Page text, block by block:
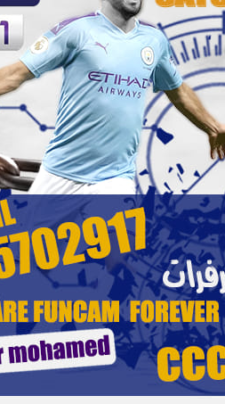
أبو يوسف
آخر مشاركة المراقبون
22:02 - 01/01/2025
أبو يوسف
04:38 - 19/02/2022
عاشق ‏الشفق الاحمر
21:56 - 01/01/2025
أبو يوسف
21:54 - 01/01/2025
أبو يوسف
آخر مشاركة المراقبون
22:35 - 01/01/2025
أبو يوسف
Tiger_2008dz
22:28 - 01/01/2025
أبو يوسف
Tiger_2008dz
22:19 - 01/01/2025
أبو يوسف
Tiger_2008dz
22:12 - 01/01/2025
أبو يوسف
Tiger_2008dz
آخر مشاركة المراقبون
22:42 - 01/01/2025